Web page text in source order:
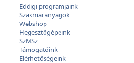
Eddigi programjaink
Szakmai anyagok
Webshop
Hegesztőgépeink
SzMSz
Támogatóink
Elérhetőségeink